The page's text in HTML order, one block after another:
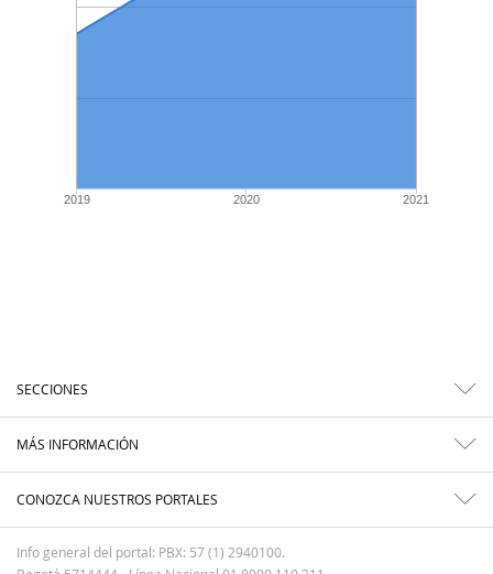
2019 2020 2021
SECCIONES
MÁS INFORMACIÓN
CONOZCA NUESTROS PORTALES
Info general del portal: PBX: 57 (1) 2940100.